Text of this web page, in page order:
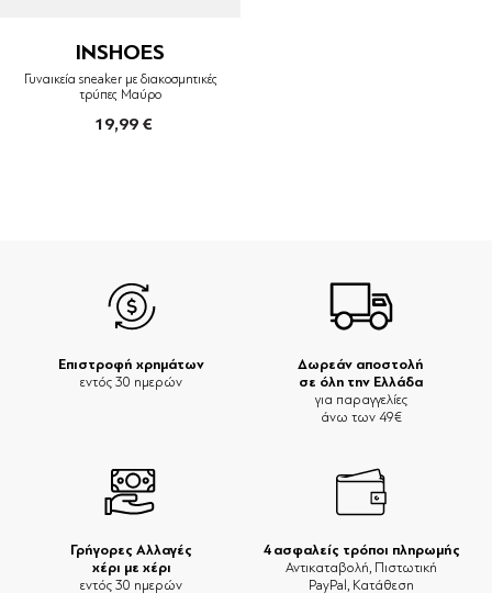
INSHOES
Γυναικεία sneaker με διακοσμητικές
τρύπες Μαύρο
19,99 €
Δωρεάν αποστολή
σε όλη την Ελλάδα
για παραγγελίες
άνω των 49€
Επιστροφή χρημάτων
εντός 30 ημερών
Γρήγορες Αλλαγές
χέρι με χέρι
εντός 30 ημερών
4 ασφαλείς τρόποι πληρωμής
Αντικαταβολή, Πιστωτική
PayPal, Κατάθεση